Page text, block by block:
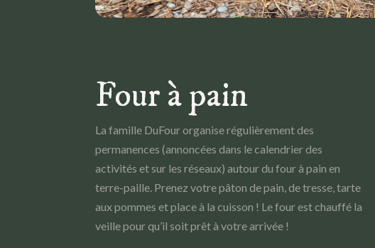
Four à pain
La famille DuFour organise régulièrement des
permanences (annoncées dans le calendrier des
activités et sur les réseaux) autour du four à pain en
terre-paille. Prenez votre pâton de pain, de tresse, tarte
aux pommes et place à la cuisson ! Le four est chauffé la
veille pour qu’il soit prêt à votre arrivée !